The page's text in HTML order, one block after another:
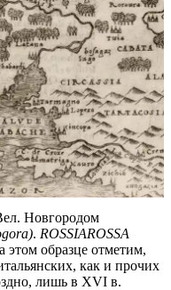
Новгородом
). ROSSIAROSSA
этом образце отметим,
как и прочих
лишь в XVI в.